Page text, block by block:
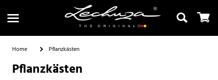
Home Pflanzkästen
Pflanzkästen